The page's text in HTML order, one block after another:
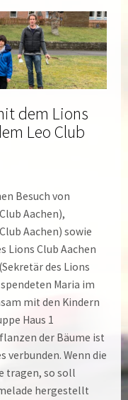
dem Lions
Leo Club
Besuch von
Aachen),
Aachen) sowie
Lions Club Aachen
des Lions
Maria im
mit den Kindern
Haus 1
der Bäume ist
verbunden. Wenn die
tragen, so soll
hergestellt